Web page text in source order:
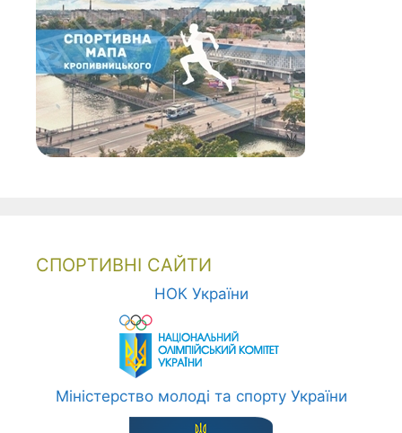
СПОРТИВНІ САЙТИ
НОК України
Міністерство молоді та спорту України